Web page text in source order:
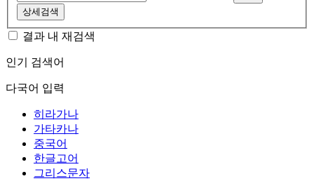
상세검색
결과 내 재검색
인기 검색어
다국어 입력
히라가나
가타카나
중국어
한글고어
그리스문자